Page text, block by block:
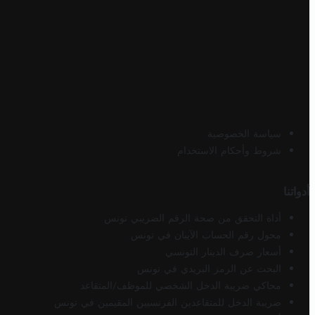
سياسة الخصوصية
شروط وأحكام الاستخدام
أدواتنا
أداة التحقق من صحة الرقم الضريبي تونس
محول رقم الحساب الآيبان في تونس
أسعار صرف الدينار التونسي
البحث عن الرمز البريدي في تونس
محاكي ضريبة الدخل الشخصي للموظف/المتقاعد
ضريبة الدخل للمتقاعدين الفرنسيين المقيمين في تونس